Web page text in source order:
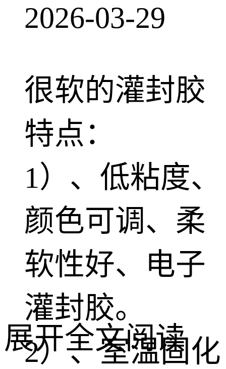
2026-03-29
很软的灌封胶
特点：
1）、低粘度、
颜色可调、柔
软性好、电子
灌封胶。
2）、室温固化
展开全文阅读